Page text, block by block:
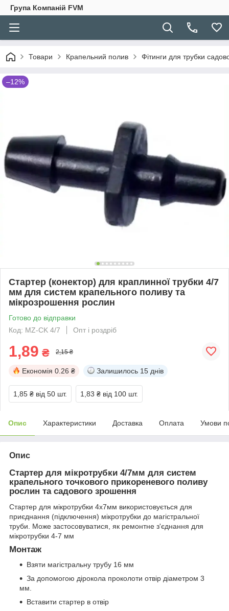
Група Компаній FVM
Товари Крапельний полив Фітинги для трубки
–12%
Стартер (конектор) для краплинної трубки 4/7
мм для систем крапельного поливу та
мікрозрошення рослин
Готово до відправки
Код: MZ-CK 4/7
Опт і роздріб
1,89 ₴ 2,15 ₴
Економія 0.26 ₴ Залишилось 15 днів
1,85 ₴ від 50 шт. 1,83 ₴ від 100 шт.
Опис Характеристики Доставка Оплата Умови
Опис
Стартер для мікротрубки 4/7мм для систем
крапельного точкового прикореневого поливу
рослин та садового зрошення
Стартер для мікротрубки 4х7мм використовується для
приєднання (підключення) мікротрубки до магістральної
труби. Може застосовуватися, як ремонтне з'єднання для
мікротрубки 4-7 мм
Монтаж
Взяти магістральну трубу 16 мм
За допомогою дірокола проколоти отвір діаметром 3
мм.
Вставити стартер в отвір